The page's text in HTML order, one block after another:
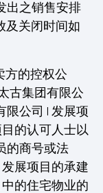
出之销售安排
及关闭时间如
方的控权公
古集团有限公
限公司 | 发展项
的认可人士以
的商号或法
展项目的承建
的住宅物业的